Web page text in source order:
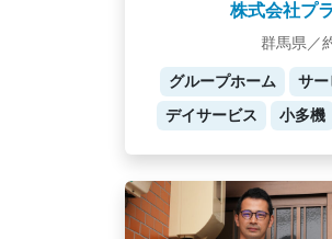
株式会社プ
群馬県／
グループホーム
サー
デイサービス
小多機